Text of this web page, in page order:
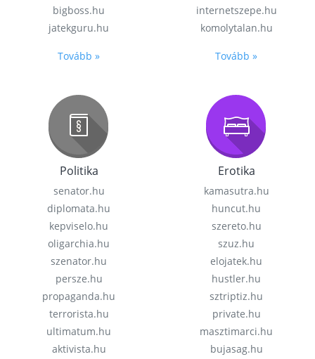
bigboss.hu
jatekguru.hu
Tovább »
internetszepe.hu
komolytalan.hu
Tovább »
Politika
senator.hu
diplomata.hu
kepviselo.hu
oligarchia.hu
szenator.hu
persze.hu
propaganda.hu
terrorista.hu
ultimatum.hu
aktivista.hu
Erotika
kamasutra.hu
huncut.hu
szereto.hu
szuz.hu
elojatek.hu
hustler.hu
sztriptiz.hu
private.hu
masztimarci.hu
bujasag.hu